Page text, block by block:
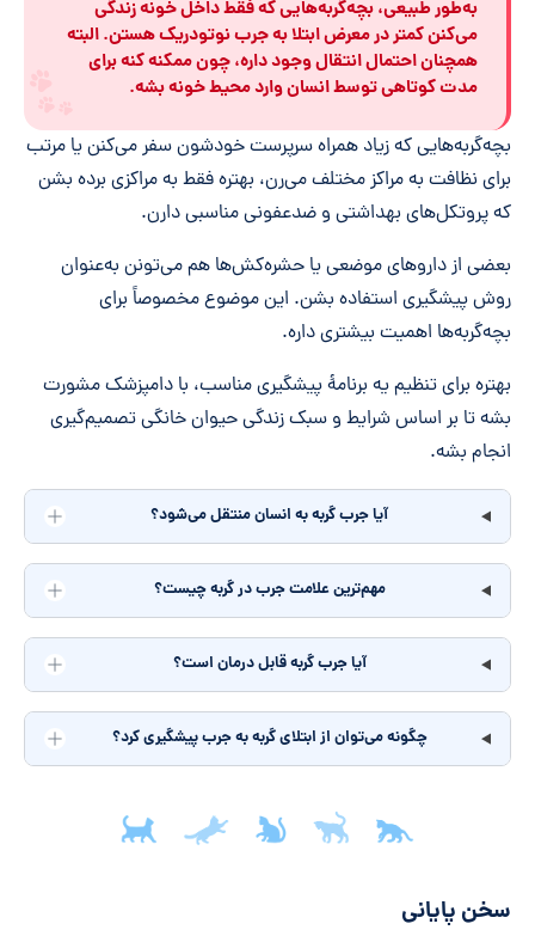
به‌طور طبیعی، بچه‌گربه‌هایی که فقط داخل خونه زندگی
می‌کنن کمتر در معرض ابتلا به جرب نوتودریک هستن. البته
همچنان احتمال انتقال وجود داره، چون ممکنه کنه برای
مدت کوتاهی توسط انسان وارد محیط خونه بشه.
بچه‌گربه‌هایی که زیاد همراه سرپرست خودشون سفر می‌کنن یا مرتب
برای نظافت به مراکز مختلف می‌رن، بهتره فقط به مراکزی برده بشن
که پروتکل‌های بهداشتی و ضدعفونی مناسبی دارن.
بعضی از داروهای موضعی یا حشره‌کش‌ها هم می‌تونن به‌عنوان
روش پیشگیری استفاده بشن. این موضوع مخصوصاً برای
بچه‌گربه‌ها اهمیت بیشتری داره.
بهتره برای تنظیم یه برنامۀ پیشگیری مناسب، با دامپزشک مشورت
بشه تا بر اساس شرایط و سبک زندگی حیوان خانگی تصمیم‌گیری
انجام بشه.
آیا جرب گربه به انسان منتقل می‌شود؟
مهم‌ترین علامت جرب در گربه چیست؟
آیا جرب گربه قابل درمان است؟
چگونه می‌توان از ابتلای گربه به جرب پیشگیری کرد؟
جمع‌بندی مقاله
سخن پایانی